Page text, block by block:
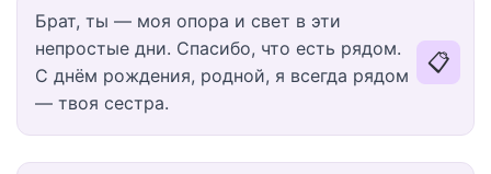
Брат, ты — моя опора и свет в эти
непростые дни. Спасибо, что есть рядом.
С днём рождения, родной, я всегда рядом
— твоя сестра.
📋